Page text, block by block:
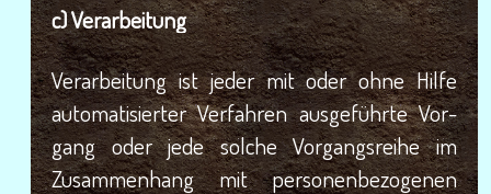
c) Ver­ar­bei­tung
Ver­ar­bei­tung ist jeder mit oder ohne Hil­fe
auto­ma­ti­sier­ter Ver­fah­ren aus­ge­führ­te Vor­
gang oder jede sol­che Vor­gangs­rei­he im
Zusam­men­hang mit per­so­nen­be­zo­ge­nen